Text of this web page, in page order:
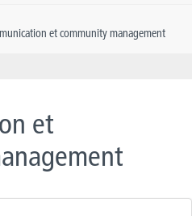
et Recherche
OEH
nous
et community management
et